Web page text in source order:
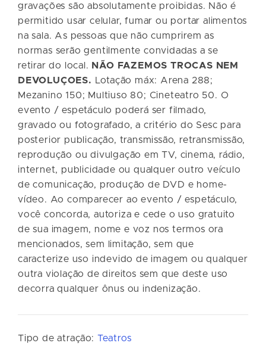
gravações são absolutamente proibidas. Não é
permitido usar celular, fumar ou portar alimentos
na sala. As pessoas que não cumprirem as
normas serão gentilmente convidadas a se
retirar do local. NÃO FAZEMOS TROCAS NEM
DEVOLUÇOES.
Lotação máx: Arena 288;
Mezanino 150; Multiuso 80; Cineteatro 50. O
evento / espetáculo poderá ser filmado,
gravado ou fotografado, a critério do Sesc para
posterior publicação, transmissão, retransmissão,
reprodução ou divulgação em TV, cinema, rádio,
internet, publicidade ou qualquer outro veículo
de comunicação, produção de DVD e home-
vídeo. Ao comparecer ao evento / espetáculo,
você concorda, autoriza e cede o uso gratuito
de sua imagem, nome e voz nos termos ora
mencionados, sem limitação, sem que
caracterize uso indevido de imagem ou qualquer
outra violação de direitos sem que deste uso
decorra qualquer ônus ou indenização.
Tipo de atração: Teatros